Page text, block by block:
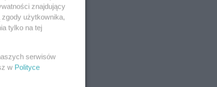
znajdujący
użytkownika,
tylko na tej
serwisów
w Polityce